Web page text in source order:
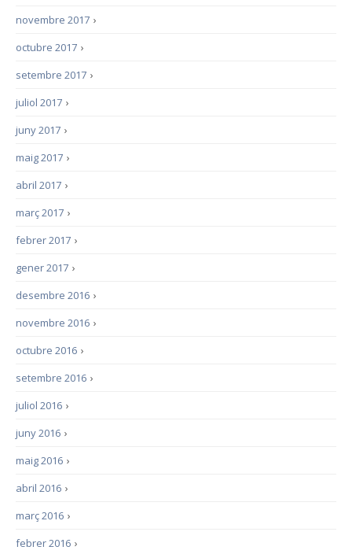
›
novembre 2017
›
octubre 2017
›
setembre 2017
›
juliol 2017
›
juny 2017
›
maig 2017
›
abril 2017
›
març 2017
›
febrer 2017
›
gener 2017
›
desembre 2016
›
novembre 2016
›
octubre 2016
›
setembre 2016
›
juliol 2016
›
juny 2016
›
maig 2016
›
abril 2016
›
març 2016
›
febrer 2016